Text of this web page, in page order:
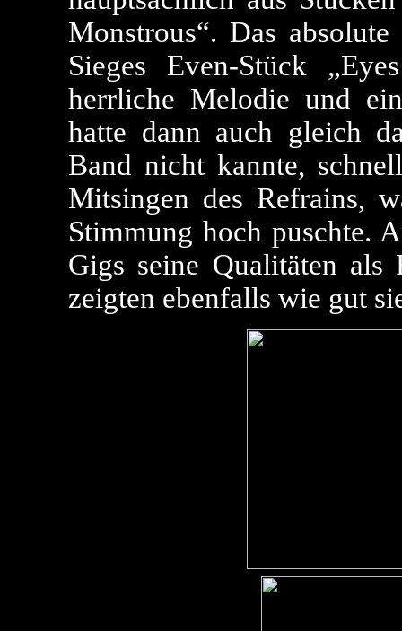
Monstrous“. Das
Sieges Even-Stück
herrliche Melodie und
hatte dann auch gleich
Band nicht kannte,
Mitsingen des Refrains,
Stimmung hoch puschte.
Gigs seine Qualitäten als
zeigten ebenfalls wie gut